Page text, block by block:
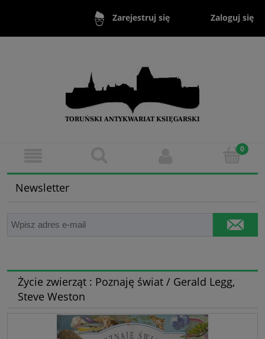
Zarejestruj się Zaloguj się
Newsletter
Życie zwierząt : Poznaję świat / Gerald Legg,
Steve Weston